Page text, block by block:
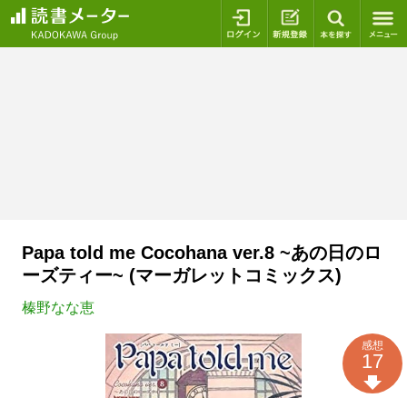
ログイン 新規登録
Papa told me Cocohana ver.8 ~あの日のロ
ーズティー~ (マーガレットコミックス)
榛野なな恵
感想
17